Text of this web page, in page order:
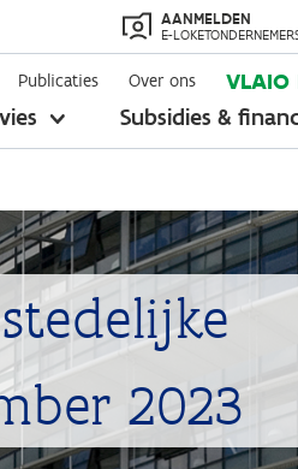
AANMELDEN
E-
Publicaties Over ons
toon
Subsidies &
2023